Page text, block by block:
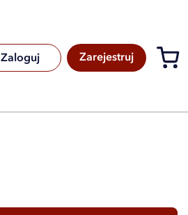
Zaloguj
Zarejestruj